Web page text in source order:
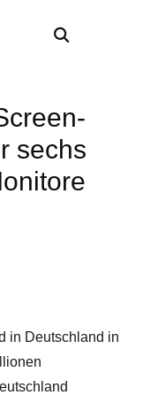
sechs
in Deutschland in